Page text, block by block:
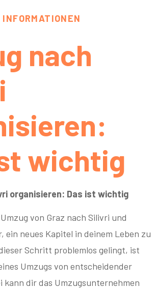
INFORMATIONEN
nach
wichtig
organisieren: Das ist wichtig
von Graz nach Silivri und
ein neues Kapitel in deinem Leben zu
Schritt problemlos gelingt, ist
Umzugs von entscheidender
kann dir das Umzugsunternehmen